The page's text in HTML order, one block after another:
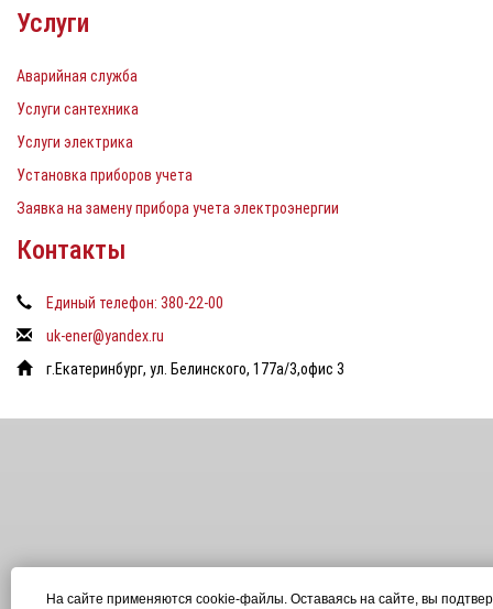
Услуги
Аварийная служба
Услуги сантехника
Услуги электрика
Установка приборов учета
Заявка на замену прибора учета электроэнергии
Контакты
Единый телефон: 380-22-00
uk-ener@yandex.ru
г.Екатеринбург, ул. Белинского, 177а/3,офис 3
На сайте применяются cookie-файлы. Оставаясь на сайте, вы